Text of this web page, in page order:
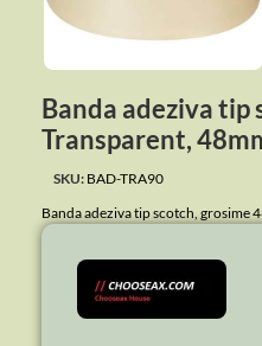
Banda adeziva tip
Transparent,
SKU: BAD-TRA90
Banda adeziva tip scotch, grosime